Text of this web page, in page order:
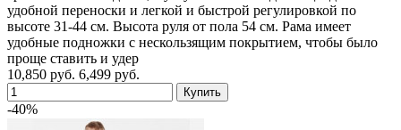
удобной переноски и легкой и быстрой регулировкой по
высоте 31-44 см. Высота руля от пола 54 см. Рама имеет
удобные подножки с нескользящим покрытием, чтобы было
проще ставить и удер
10,850 руб. 6,499 руб.
-40%